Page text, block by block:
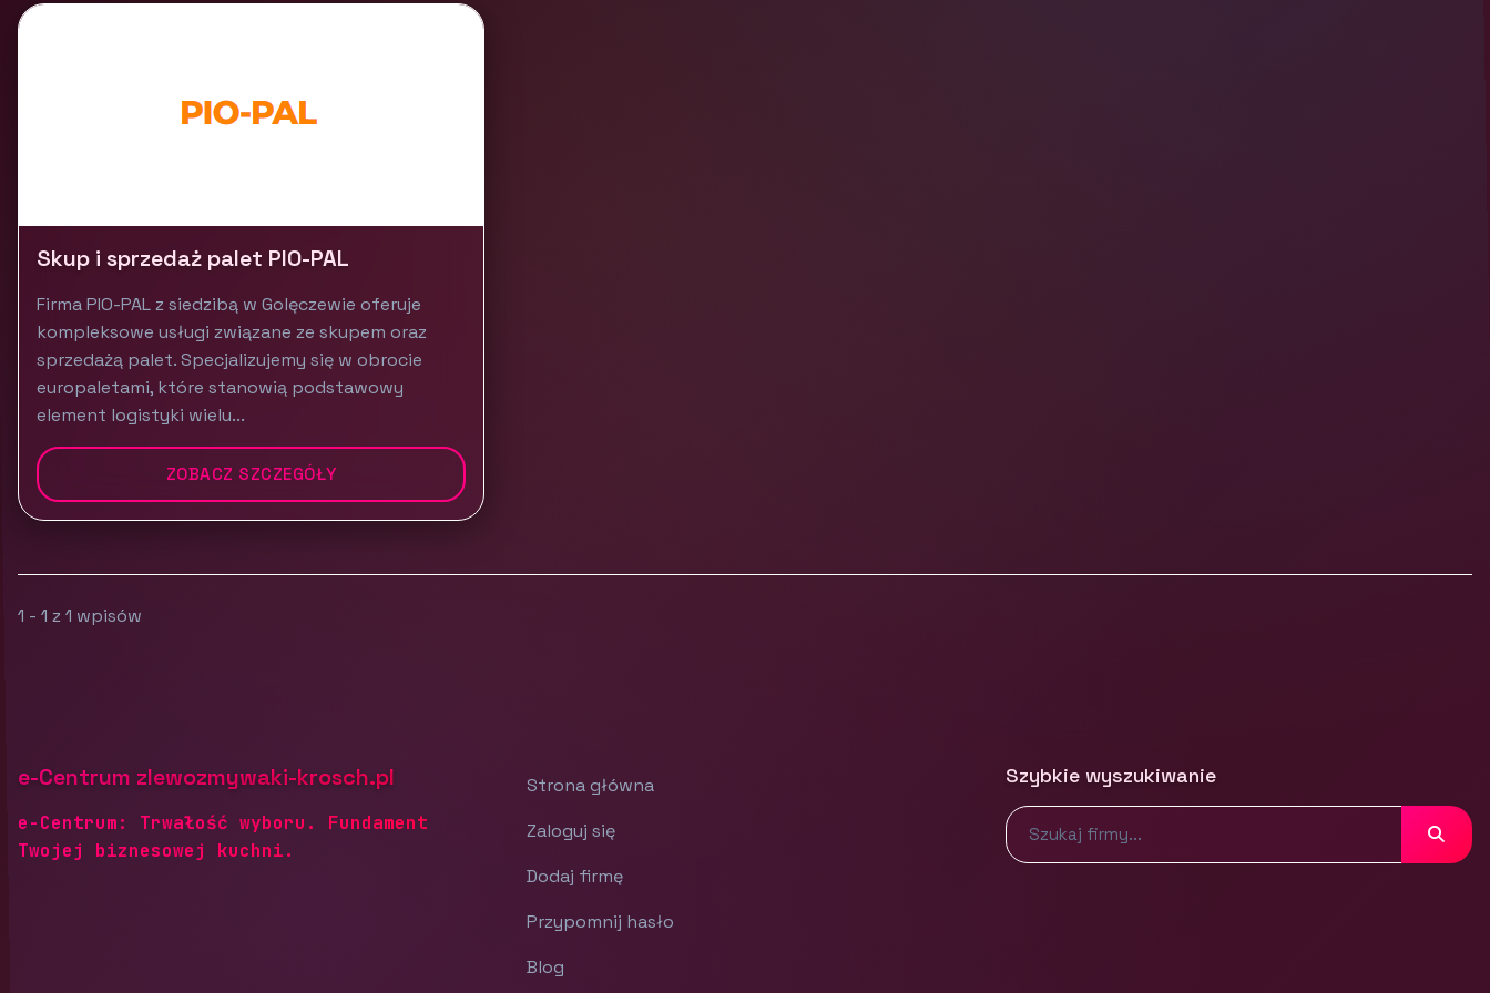
Skup i sprzedaż palet PIO-PAL
Firma PIO-PAL z siedzibą w Golęczewie oferuje
kompleksowe usługi związane ze skupem oraz
sprzedażą palet. Specjalizujemy się w obrocie
europaletami, które stanowią podstawowy
element logistyki wielu...
ZOBACZ SZCZEGÓŁY
1 - 1 z 1 wpisów
e-Centrum zlewozmywaki-krosch.pl
e-Centrum: Trwałość wyboru. Fundament
Twojej biznesowej kuchni.
Strona główna
Zaloguj się
Dodaj firmę
Przypomnij hasło
Blog
Szybkie wyszukiwanie